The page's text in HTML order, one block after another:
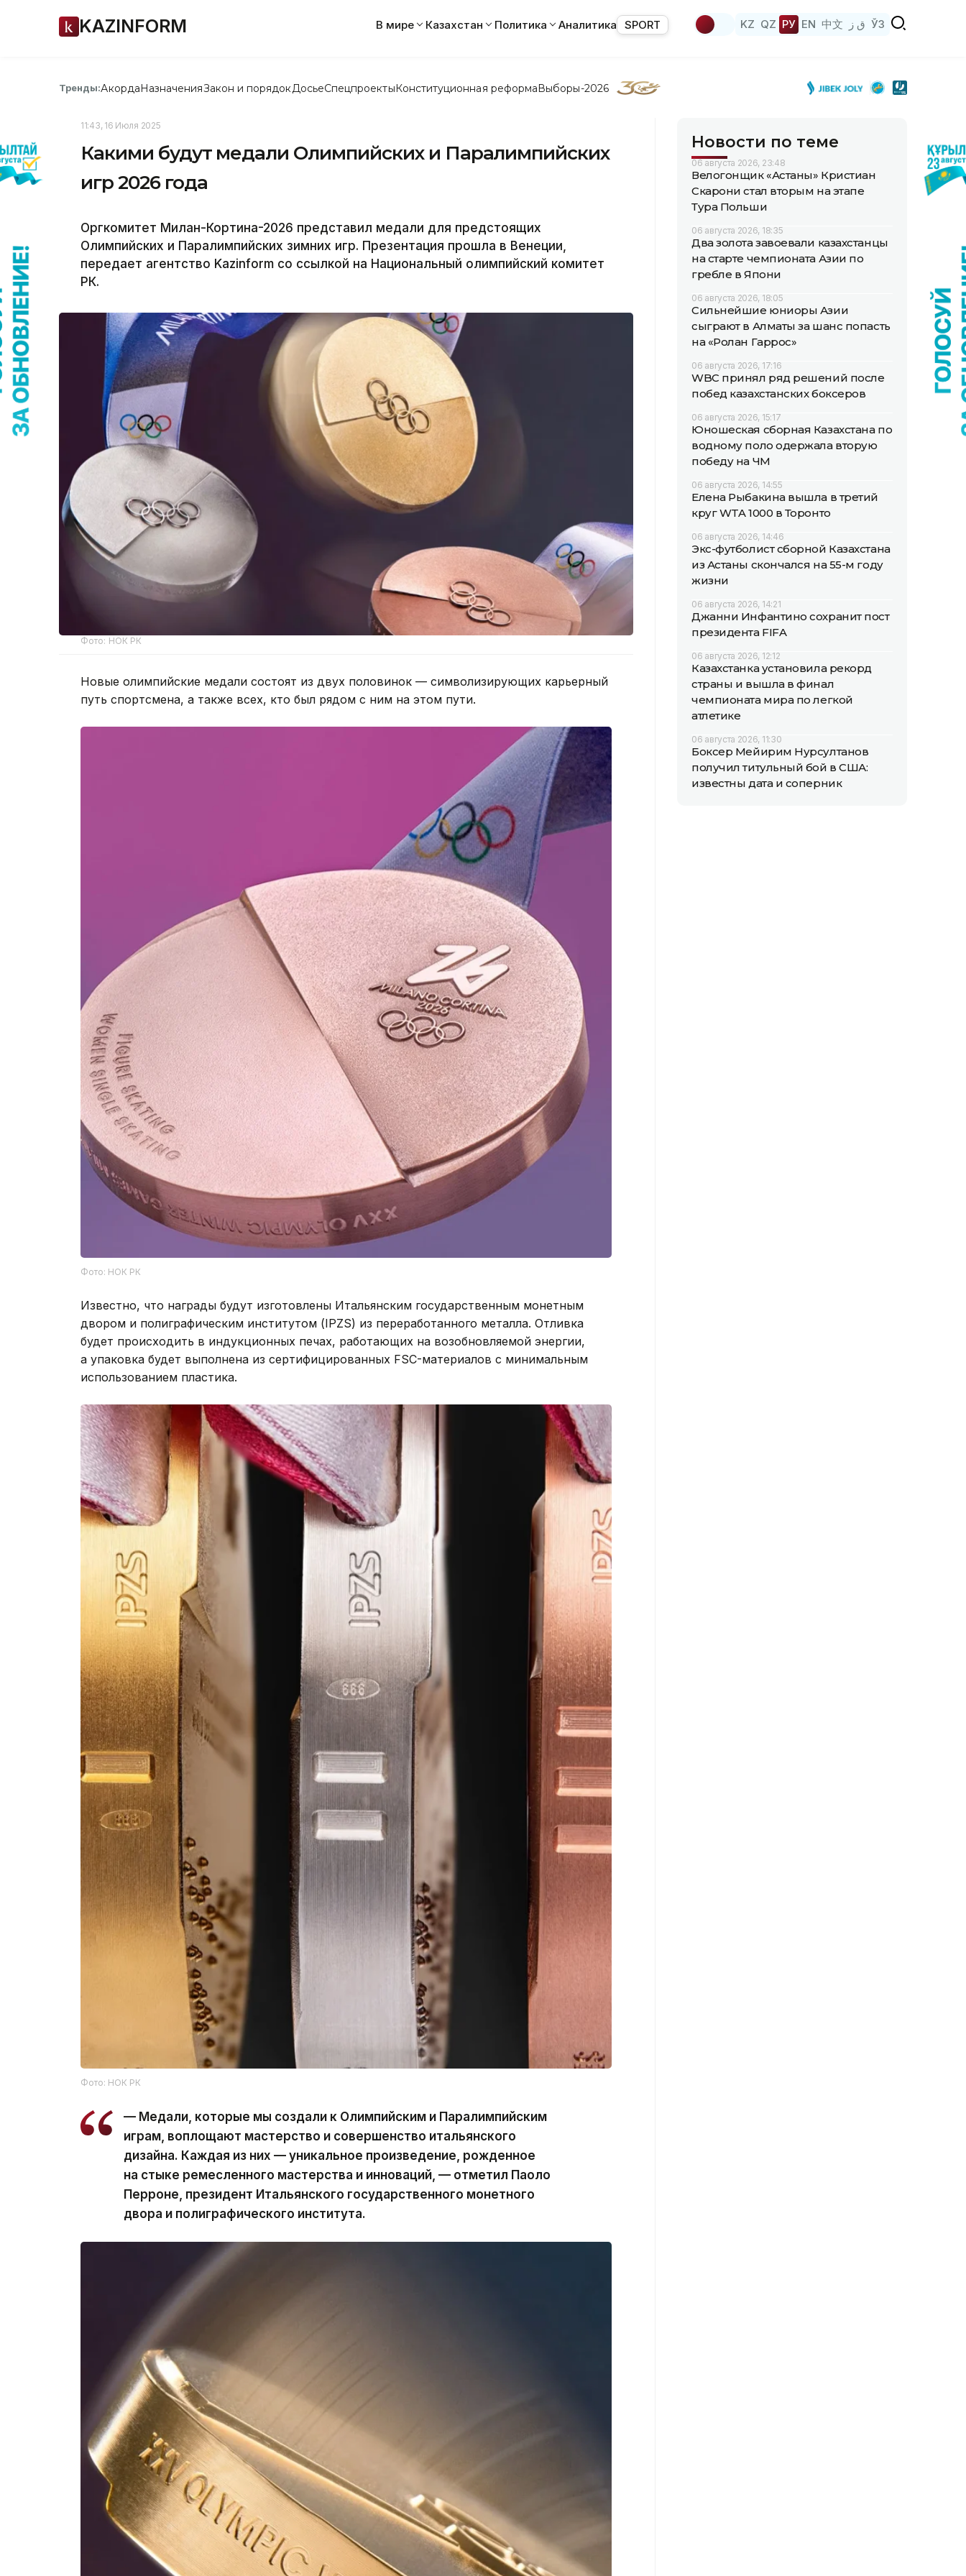
KAZINFORM В мире Казахстан Политика Аналитика SPORT KZ QZ РУ EN 中文 ق ز ЎЗ
Тренды:АкордаНазначенияЗакон и порядок ДосьеСпецпроектыКонституционная реформаВыборы-2026
11:43, 16 Июля 2025
Какими будут медали Олимпийских и Паралимпийских
игр 2026 года
Оргкомитет Милан-Кортина-2026 представил медали для предстоящих
Олимпийских и Паралимпийских зимних игр. Презентация прошла в Венеции,
передает агентство Kazinform со ссылкой на Национальный олимпийский комитет
РК.
Фото: НОК РК
Новые олимпийские медали состоят из двух половинок — символизирующих карьерный
путь спортсмена, а также всех, кто был рядом с ним на этом пути.
Фото: НОК РК
Известно, что награды будут изготовлены Итальянским государственным монетным
двором и полиграфическим институтом (IPZS) из переработанного металла. Отливка
будет происходить в индукционных печах, работающих на возобновляемой энергии,
а упаковка будет выполнена из сертифицированных FSC-материалов с минимальным
использованием пластика.
Фото: НОК РК
— Медали, которые мы создали к Олимпийским и Паралимпийским
играм, воплощают мастерство и совершенство итальянского
дизайна. Каждая из них — уникальное произведение, рожденное
на стыке ремесленного мастерства и инноваций, — отметил Паоло
Перроне, президент Итальянского государственного монетного
двора и полиграфического института.
Новости по теме
06 августа 2026, 23:48
Велогонщик «Астаны» Кристиан
Скарони стал вторым на этапе
Тура Польши
06 августа 2026, 18:35
Два золота завоевали казахстанцы
на старте чемпионата Азии по
гребле в Япони
06 августа 2026, 18:05
Сильнейшие юниоры Азии
сыграют в Алматы за шанс попасть
на «Ролан Гаррос»
06 августа 2026, 17:16
WBC принял ряд решений после
побед казахстанских боксеров
06 августа 2026, 15:17
Юношеская сборная Казахстана по
водному поло одержала вторую
победу на ЧМ
06 августа 2026, 14:55
Елена Рыбакина вышла в третий
круг WTA 1000 в Торонто
06 августа 2026, 14:46
Экс-футболист сборной Казахстана
из Астаны скончался на 55-м году
жизни
06 августа 2026, 14:21
Джанни Инфантино сохранит пост
президента FIFA
06 августа 2026, 12:12
Казахстанка установила рекорд
страны и вышла в финал
чемпионата мира по легкой
атлетике
06 августа 2026, 11:30
Боксер Мейирим Нурсултанов
получил титульный бой в США:
известны дата и соперник